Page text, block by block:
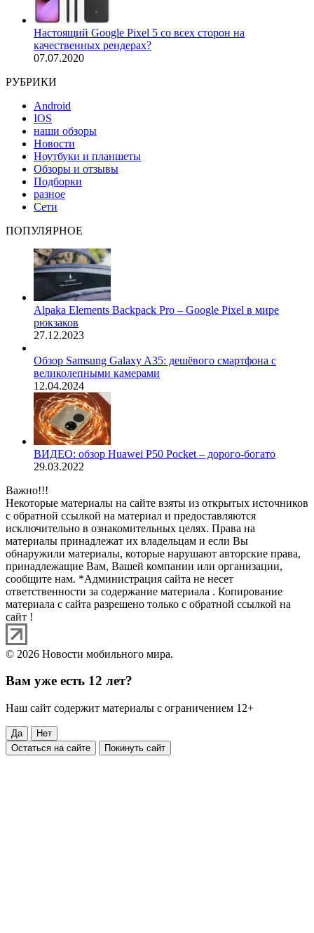
Настоящий Google Pixel 5 со всех сторон на
качественных рендерах?
07.07.2020
РУБРИКИ
Android
IOS
наши обзоры
Новости
Ноутбуки и планшеты
Обзоры и отзывы
Подборки
разное
Сети
ПОПУЛЯРНОЕ
Alpaka Elements Backpack Pro – Google Pixel в мире
рюкзаков
27.12.2023
Обзор Samsung Galaxy A35: дешёвого смартфона с
великолепными камерами
12.04.2024
ВИДЕО: обзор Huawei P50 Pocket – дорого-богато
29.03.2022
Важно!!!
Некоторые материалы на сайте взяты из открытых источников
с обратной ссылкой на материал и предоставляются
исключительно в ознакомительных целях. Права на
материалы принадлежат их владельцам и если Вы
обнаружили материалы, которые нарушают авторские права,
принадлежащие Вам, Вашей компании или организации,
сообщите нам. *Администрация сайта не несет
ответственности за содержание материала . Копирование
материала с сайта разрешено только с обратной ссылкой на
сайт !
© 2026 Новости мобильного мира.
Вам уже есть 12 лет?
Наш сайт содержит материалы с ограничением 12+
Да
Нет
Остаться на сайте
Покинуть сайт